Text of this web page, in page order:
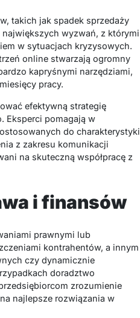
takich jak spadek sprzedaży
wyzwań, z którymi
w sytuacjach kryzysowych.
online stwarzają ogromny
kapryśnymi narzędziami,
pracy.
efektywną strategię
Eksperci pomagają w
do charakterystyki
z zakresu komunikacji
na skuteczną współpracę z
i finansów
prawnymi lub
kontrahentów, a innym
czy dynamicznie
doradztwo
zrozumienie
najlepsze rozwiązania w